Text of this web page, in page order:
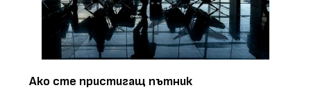
Ако сте пристигащ пътник